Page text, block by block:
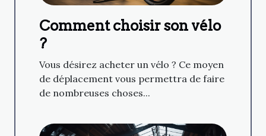
Comment choisir son vélo
?
Vous désirez acheter un vélo ? Ce moyen
de déplacement vous permettra de faire
de nombreuses choses...